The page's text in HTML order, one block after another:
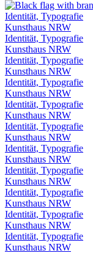
Identität, Typografie
Kunsthaus NRW
Identität, Typografie
Kunsthaus NRW
Identität, Typografie
Kunsthaus NRW
Identität, Typografie
Kunsthaus NRW
Identität, Typografie
Kunsthaus NRW
Identität, Typografie
Kunsthaus NRW
Identität, Typografie
Kunsthaus NRW
Identität, Typografie
Kunsthaus NRW
Identität, Typografie
Kunsthaus NRW
Identität, Typografie
Kunsthaus NRW
Identität, Typografie
Kunsthaus NRW